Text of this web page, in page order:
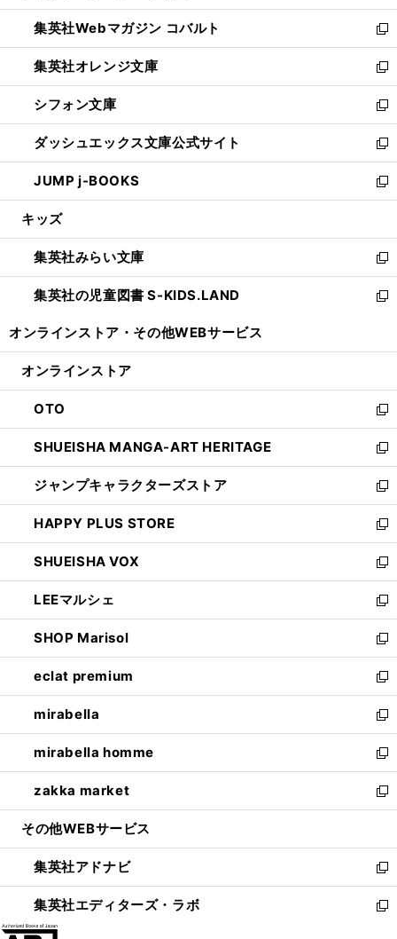
開
く
ウ
で
開
く
ン
ド
ウ
で
開
く
ウ
ィ
ン
ド
ウ
で
開
く
集英社Webマガジン コバルト
新
し
い
ウ
ィ
ン
ド
ウ
で
開
集英社オレンジ文庫
新
し
い
ウ
ィ
ン
ド
ウ
開
く
シフォン文庫
新
し
い
ウ
ィ
ン
ウ
で
開
く
ダッシュエックス文庫公式サイト
新
し
い
ウ
ン
ド
ウ
で
JUMP j-BOOKS
新
し
ウ
ィ
ン
ド
開
キッズ
集英社みらい文庫
新
し
い
ン
ウ
で
開
く
集英社の児童図書 S-KIDS.LAND
新
ウ
ン
ド
ウ
で
開
く
オンラインストア・ その他WEBサービス
オンラインストア
OTO
新
し
い
ウ
ィ
ン
ド
ウ
で
開
く
SHUEISHA MANGA-ART HERITAGE
新
し
い
ウ
ィ
ン
ド
ウ
で
開
く
ジャンプキャラクターズストア
新
し
い
ウ
ィ
ン
ド
ウ
で
開
く
HAPPY PLUS STORE
新
し
い
ウ
ィ
ン
ド
ウ
で
開
く
SHUEISHA VOX
新
し
い
ウ
ィ
ン
ド
ウ
で
開
く
LEEマルシェ
新
し
い
ウ
ィ
ン
ド
ウ
で
開
く
SHOP Marisol
新
し
い
ウ
ィ
ン
ド
ウ
で
開
eclat premium
新
し
い
ウ
ィ
ン
ド
ウ
開
く
mirabella
新
し
い
ウ
ィ
ン
ウ
で
開
く
mirabella homme
新
し
い
ウ
ン
ド
ウ
で
zakka market
新
し
ウ
ィ
ン
ド
その他WEBサービス
集英社アドナビ
新
し
い
集英社エディターズ・ラボ
新